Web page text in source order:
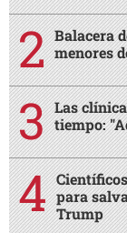
Balacera
menores
Las
tiempo:
para
Trump